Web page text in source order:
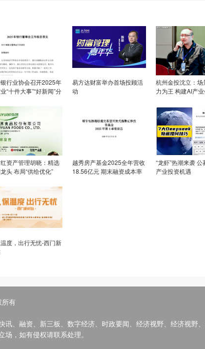
行业协会召开2025年
“十件大事”“好新闻”分
易方达财富举办首场投顾活
动
杭州金投沈立：场
力为王 构建AI产
资产管理胡晓：精选
头 布局“供给优化”
越秀房产基金2025全年营收
18.56亿元 期末融资成本率
“龙虾”热潮来袭
产业投资机遇
温度，出行无忧-西门新
有
讯、融资、新三板、数字经济、时政要闻、经济视野、经济视野
，如有侵权请联系处理。